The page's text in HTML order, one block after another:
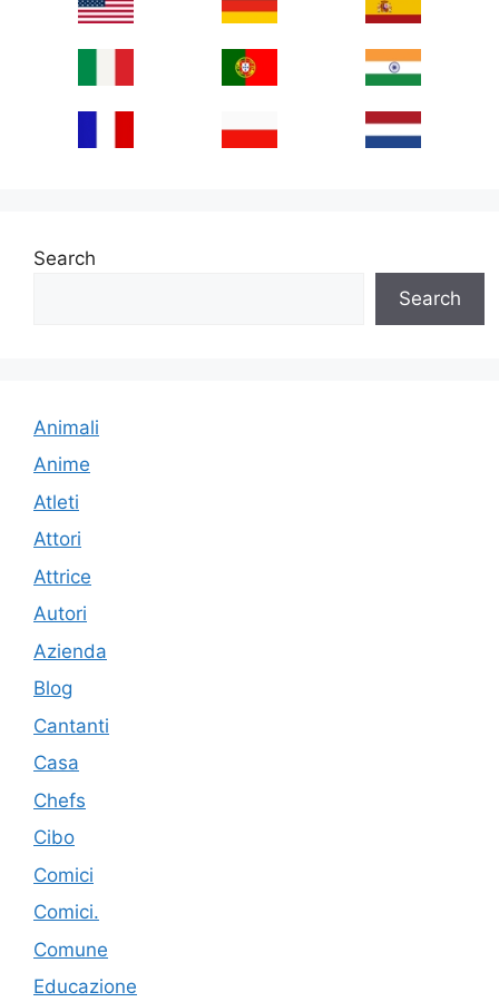
Search
Search
Animali
Anime
Atleti
Attori
Attrice
Autori
Azienda
Blog
Cantanti
Casa
Chefs
Cibo
Comici
Comici.
Comune
Educazione